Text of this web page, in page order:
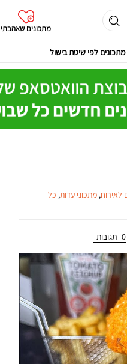
מתכונים שאהבתי
מתכונים לפי שיטת בישול
לאירוח,מתכוני עדות, כל
0 תגובות